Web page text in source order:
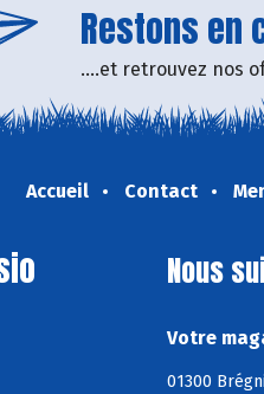
Restons en
....et retrouvez nos
Accueil Contact
Nous
Votre
01300